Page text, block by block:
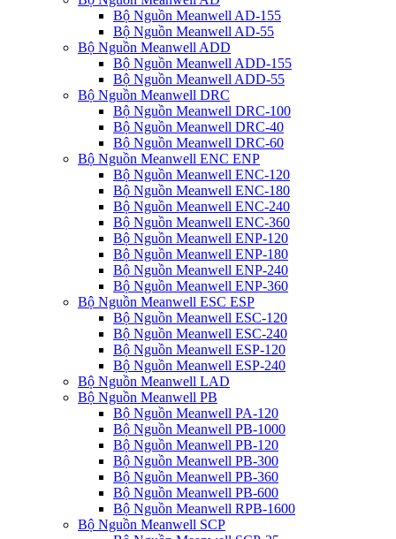
Bộ Nguồn Meanwell AD-155
Bộ Nguồn Meanwell AD-55
Bộ Nguồn Meanwell ADD
Bộ Nguồn Meanwell ADD-155
Bộ Nguồn Meanwell ADD-55
Bộ Nguồn Meanwell DRC
Bộ Nguồn Meanwell DRC-100
Bộ Nguồn Meanwell DRC-40
Bộ Nguồn Meanwell DRC-60
Bộ Nguồn Meanwell ENC ENP
Bộ Nguồn Meanwell ENC-120
Bộ Nguồn Meanwell ENC-180
Bộ Nguồn Meanwell ENC-240
Bộ Nguồn Meanwell ENC-360
Bộ Nguồn Meanwell ENP-120
Bộ Nguồn Meanwell ENP-180
Bộ Nguồn Meanwell ENP-240
Bộ Nguồn Meanwell ENP-360
Bộ Nguồn Meanwell ESC ESP
Bộ Nguồn Meanwell ESC-120
Bộ Nguồn Meanwell ESC-240
Bộ Nguồn Meanwell ESP-120
Bộ Nguồn Meanwell ESP-240
Bộ Nguồn Meanwell LAD
Bộ Nguồn Meanwell PB
Bộ Nguồn Meanwell PA-120
Bộ Nguồn Meanwell PB-1000
Bộ Nguồn Meanwell PB-120
Bộ Nguồn Meanwell PB-300
Bộ Nguồn Meanwell PB-360
Bộ Nguồn Meanwell PB-600
Bộ Nguồn Meanwell RPB-1600
Bộ Nguồn Meanwell SCP